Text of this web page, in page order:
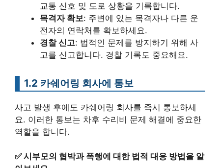
교통 신호 및 도로 상황을 기록합니다.
목격자 확보: 주변에 있는 목격자나 다른 운
전자의 연락처를 확보하세요.
경찰 신고: 법적인 문제를 방지하기 위해 사
고를 신고합니다. 경찰 기록도 중요해요.
1.2 카쉐어링 회사에 통보
사고 발생 후에도 카쉐어링 회사를 즉시 통보하세
요. 이러한 통보는 차후 수리비 문제 해결에 중요한
역할을 합니다.
✅시부모의 협박과 폭행에 대한 법적 대응 방법을 알